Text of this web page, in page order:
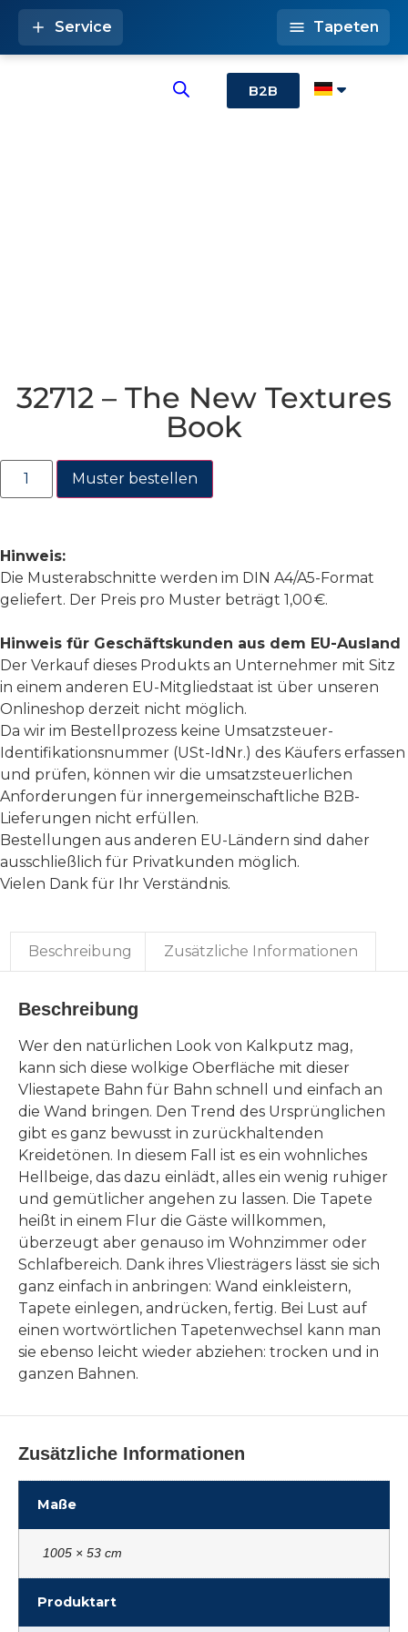
B2B
Service Tapeten
32712 – The New Textures
Book
Muster bestellen
Hinweis:
Die Musterabschnitte werden im DIN A4/A5-Format
geliefert. Der Preis pro Muster beträgt 1,00 €.
Hinweis für Geschäftskunden aus dem EU-Ausland
Der Verkauf dieses Produkts an Unternehmer mit Sitz
in einem anderen EU-Mitgliedstaat ist über unseren
Onlineshop derzeit nicht möglich.
Da wir im Bestellprozess keine Umsatzsteuer-
Identifikationsnummer (USt-IdNr.) des Käufers erfassen
und prüfen, können wir die umsatzsteuerlichen
Anforderungen für innergemeinschaftliche B2B-
Lieferungen nicht erfüllen.
Bestellungen aus anderen EU-Ländern sind daher
ausschließlich für Privatkunden möglich.
Vielen Dank für Ihr Verständnis.
Beschreibung Zusätzliche Informationen
Beschreibung
Wer den natürlichen Look von Kalkputz mag,
kann sich diese wolkige Oberfläche mit dieser
Vliestapete Bahn für Bahn schnell und einfach an
die Wand bringen. Den Trend des Ursprünglichen
gibt es ganz bewusst in zurückhaltenden
Kreidetönen. In diesem Fall ist es ein wohnliches
Hellbeige, das dazu einlädt, alles ein wenig ruhiger
und gemütlicher angehen zu lassen. Die Tapete
heißt in einem Flur die Gäste willkommen,
überzeugt aber genauso im Wohnzimmer oder
Schlafbereich. Dank ihres Vliesträgers lässt sie sich
ganz einfach in anbringen: Wand einkleistern,
Tapete einlegen, andrücken, fertig. Bei Lust auf
einen wortwörtlichen Tapetenwechsel kann man
sie ebenso leicht wieder abziehen: trocken und in
ganzen Bahnen.
Zusätzliche Informationen
Maße
1005 × 53 cm
Produktart